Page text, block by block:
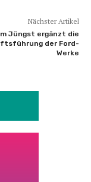
Nächster Artikel
Jüngst ergänzt die
der Ford-
Werke